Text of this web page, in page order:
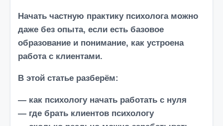
Начать частную практику психолога можно
даже без опыта, если есть базовое
образование и понимание, как устроена
работа с клиентами.
В этой статье разберём:
— как психологу начать работать с нуля
— где брать клиентов психологу